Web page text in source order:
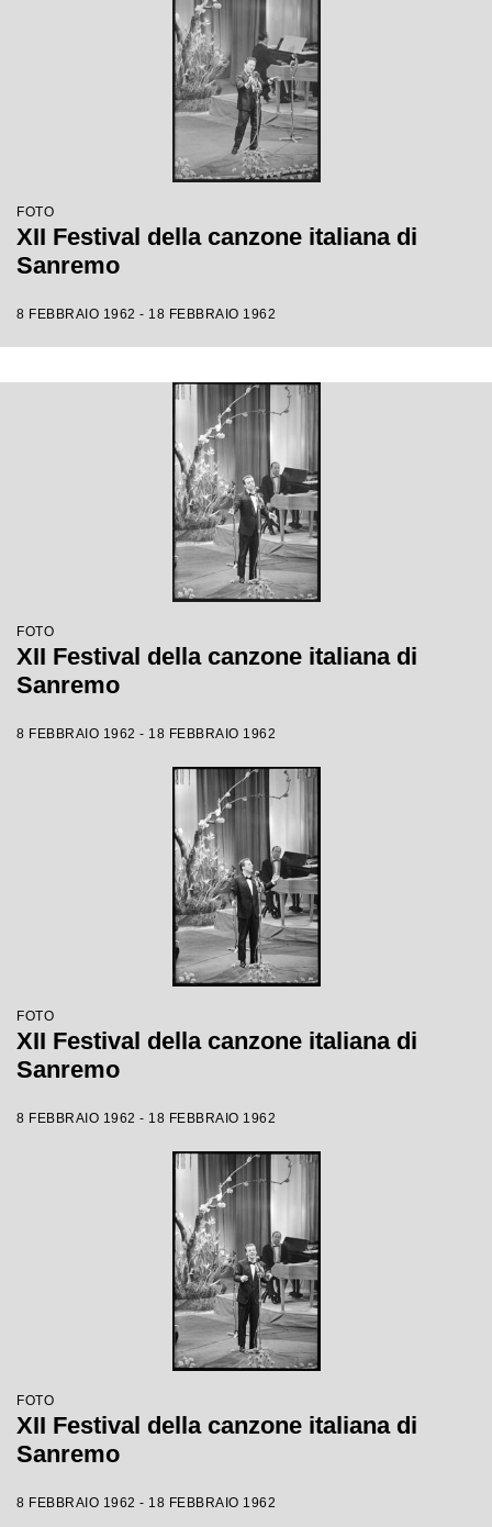
FOTO
XII Festival della canzone italiana di
Sanremo
8 FEBBRAIO 1962 - 18 FEBBRAIO 1962
FOTO
XII Festival della canzone italiana di
Sanremo
8 FEBBRAIO 1962 - 18 FEBBRAIO 1962
FOTO
XII Festival della canzone italiana di
Sanremo
8 FEBBRAIO 1962 - 18 FEBBRAIO 1962
FOTO
XII Festival della canzone italiana di
Sanremo
8 FEBBRAIO 1962 - 18 FEBBRAIO 1962